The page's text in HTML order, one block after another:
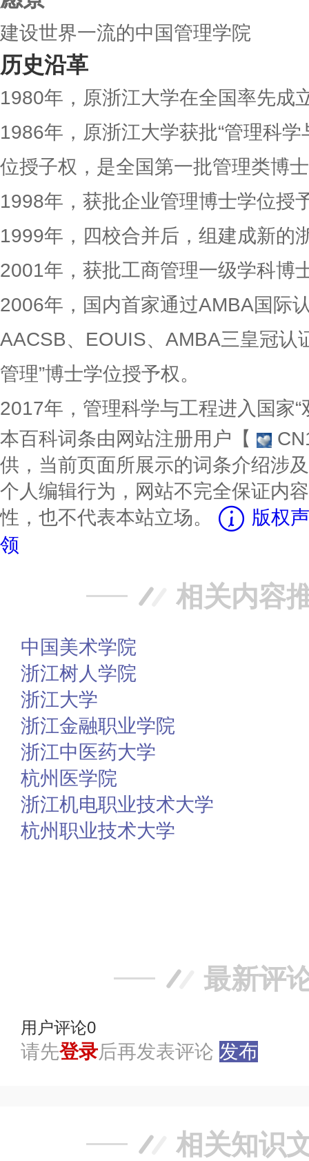
建设世界一流的中国管理学院
历史沿革
1980年，原浙江大学在全国率先成
1986年，原浙江大学获批“管理科
位授子权，是全国第一批管理类博
1998年，获批企业管理博士学位授
1999年，四校合并后，组建成新的
2001年，获批工商管理一级学科博
2006年，国内首家通过AMBA国际
AACSB、EOUIS、AMBA三皇冠认
管理”博士学位授予权。
2017年，管理科学与工程进入国家“
本百科词条由网站注册用户【
供，当前页面所展示的词条介绍涉
个人编辑行为，网站不完全保证内
性，也不代表本站立场。
版权
领
相关内容
中国美术学院
浙江树人学院
浙江大学
浙江金融职业学院
浙江中医药大学
杭州医学院
浙江机电职业技术大学
杭州职业技术大学
最新评
用户评论0
请先登录后再发表评论 发布
相关知识